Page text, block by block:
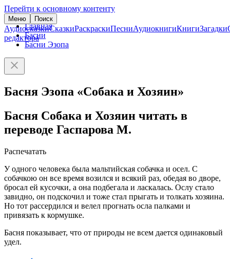
Перейти к основному контенту
Меню Поиск
АудиосказкиСказкиРаскраскиПесниАудиокнигиКнигиЗагадки
редактора
Главная
Басни
Басни Эзопа
Басня Эзопа «Собака и Хозяин»
Басня Собака и Хозяин читать в
переводе Гаспарова М.
Распечатать
У одного человека была мальтийская собачка и осел. С
собачкою он все время возился и всякий раз, обедая во дворе,
бросал ей кусочки, а она подбегала и ласкалась. Ослу стало
завидно, он подскочил и тоже стал прыгать и толкать хозяина.
Но тот рассердился и велел прогнать осла палками и
привязать к кормушке.
Басня показывает, что от природы не всем дается одинаковый
удел.